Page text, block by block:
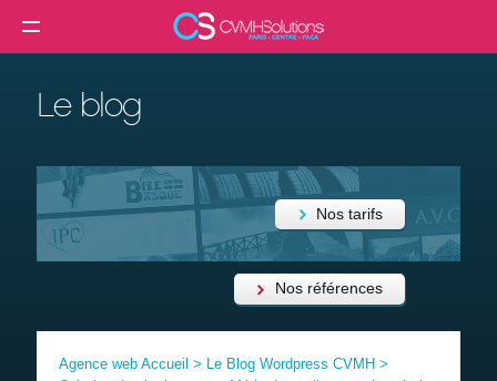
MENU
Créer un site internet
Création de site e-commerce
Création de site vitrine
Formation
Le blog
Nos tarifs
Nos références
Agence web Accueil > Le Blog Wordpress CVMH >